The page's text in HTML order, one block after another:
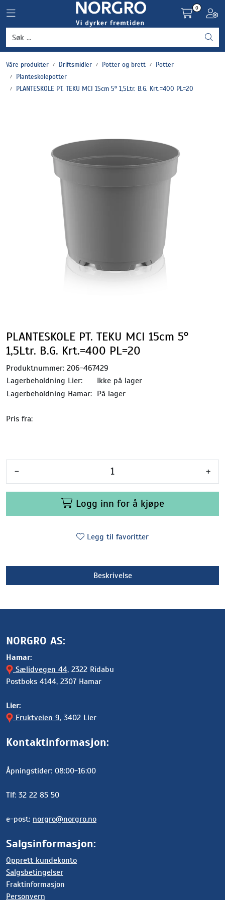
Toggle navigation
0
Våre produkter Driftsmidler Potter og brett
Potter
Planteskolepotter
PLANTESKOLE PT. TEKU MCI 15cm 5° 1,5Ltr. B.G. Krt.=400 PL=20
PLANTESKOLE PT. TEKU MCI 15cm 5°
1,5Ltr. B.G. Krt.=400 PL=20
Produktnummer: 206-467429
Lagerbeholdning Lier:
Ikke på lager
Lagerbeholdning Hamar: På lager
Pris fra:
- +
Logg inn for å kjøpe
Legg til favoritter
Beskrivelse
NORGRO AS:
Hamar:
Sælidvegen 44, 2322 Ridabu
Postboks 4144, 2307 Hamar
Lier:
Fruktveien 9, 3402 Lier
Kontaktinformasjon:
Åpningstider: 08:00-16:00
Tlf: 32 22 85 50
e-post: norgro@norgro.no
Salgsinformasjon:
Opprett kundekonto
Salgsbetingelser
Fraktinformasjon
Personvern
Grønnsaker
Settepotet og setteløk
Blomster, potter og brett